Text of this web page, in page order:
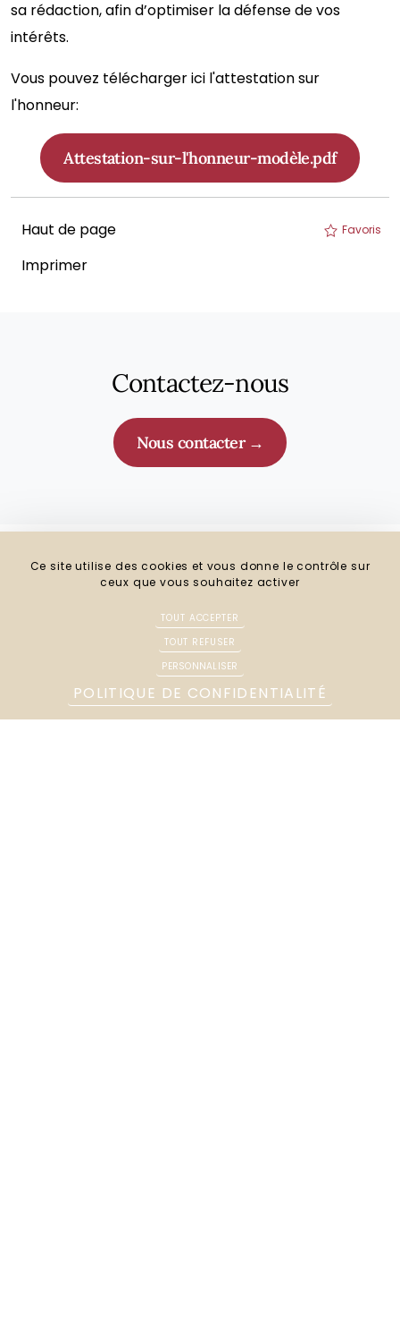
sa rédaction, afin d’optimiser la défense de vos
intérêts.
Vous pouvez télécharger ici l'attestation sur
l'honneur:
Attestation-sur-l'honneur-modèle.pdf
Haut de page
Imprimer
Favoris
Contactez-nous
Nous contacter
5 rue de l'Isle
80100 Abbeville
Tél :03 22 24 38 45
Ce site utilise des cookies et vous donne le contrôle sur
ceux que vous souhaitez activer
TOUT ACCEPTER
TOUT REFUSER
PERSONNALISER
POLITIQUE DE CONFIDENTIALITÉ